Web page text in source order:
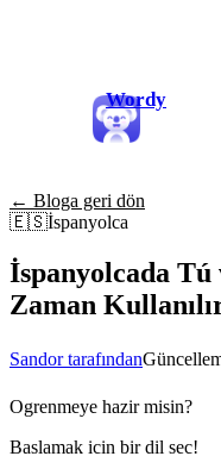
Wordy
← Bloga geri dön
🇪🇸İspanyolca
İspanyolcada Tú
Zaman
Sandor tarafından
Ogrenmeye hazir misin?
Baslamak icin bir dil sec!